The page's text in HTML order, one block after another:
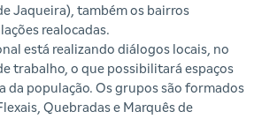
Jaqueira), também os bairros
realocadas.
está realizando diálogos locais, no
trabalho, o que possibilitará espaços
da população. Os grupos são formados
Quebradas e Marquês de